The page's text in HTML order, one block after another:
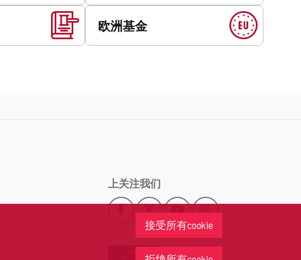
接受所有cookie
欧洲基金
上关注我们
此
链
接
会
此
链
接
会
此
链
接
会